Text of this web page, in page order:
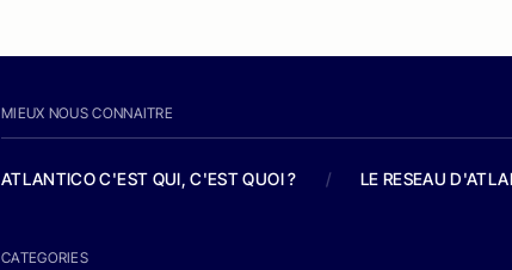
MIEUX NOUS CONNAITRE
ATLANTICO C'EST QUI, C'EST QUOI ? / LE RESEAU
CATEGORIES